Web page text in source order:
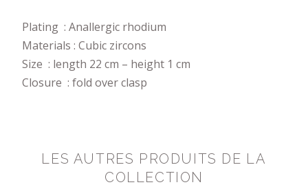
Plating : Anallergic rhodium
Materials : Cubic zircons
Size : length 22 cm – height 1 cm
Closure : fold over clasp
LES AUTRES PRODUITS DE LA
COLLECTION